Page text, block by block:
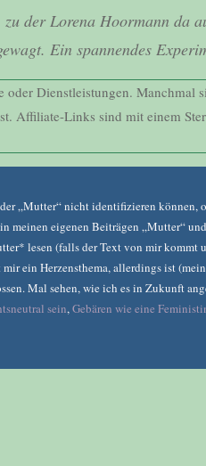
der Lorena Hoormann da
Ein spannendes
Dienstleistungen. Manchmal
Affiliate-Links sind mit einem
„Mutter“ nicht identifizieren können,
meinen eigenen Beiträgen „Mutter“
lesen (falls der Text von mir kommt
ein Herzensthema, allerdings ist
Mal sehen, wie ich es in Zukunft
sein,Gebären wie eine